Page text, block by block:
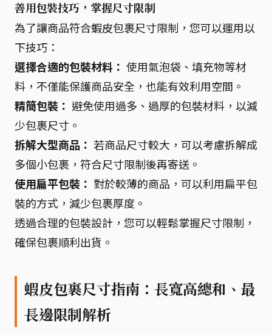
善用包裝技巧，掌握尺寸限制
為了讓商品符合蝦皮包裹尺寸限制，您可以運用以
下技巧：
選擇合適的包裝材料： 使用氣泡袋、填充物等材
料，不僅能保護商品安全，也能有效利用空間。
精簡包裝： 避免使用過多、過厚的包裝材料，以減
少包裹尺寸。
拆解大型商品： 若商品尺寸較大，可以考慮拆解成
多個小包裹，符合尺寸限制後再寄送。
使用扁平包裝： 對於較薄的商品，可以利用扁平包
裝的方式，減少包裹厚度。
透過合理的包裝設計，您可以輕鬆掌握尺寸限制，
確保包裹順利出貨。
蝦皮包裹尺寸指南：長寬高總和、最
長邊限制解析